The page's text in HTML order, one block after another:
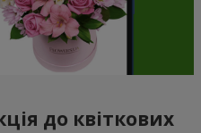
до квіткових